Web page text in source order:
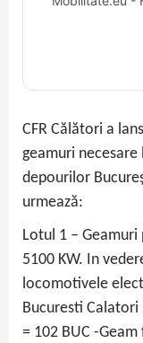
CFR Călători a
geamuri
depourilor
urmează:
Lotul 1 –
5100 KW. In
locomotivele
Bucuresti
= 102 BUC -